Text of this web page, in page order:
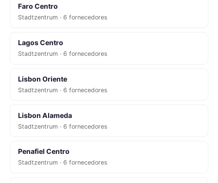
Faro Centro
Stadtzentrum · 6 fornecedores
Lagos Centro
Stadtzentrum · 6 fornecedores
Lisbon Oriente
Stadtzentrum · 6 fornecedores
Lisbon Alameda
Stadtzentrum · 6 fornecedores
Penafiel Centro
Stadtzentrum · 6 fornecedores